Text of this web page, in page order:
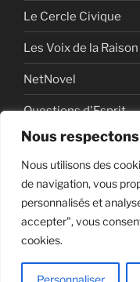
Nous
Nous utilisons des
de navigation, vous
personnalisés et
accepter", vous
cookies.
Personnaliser
Le Cercle Civique
Les Voix de la Raison
NetNovel
Questions d'Esprit
Série
Série vidéo
WordPress